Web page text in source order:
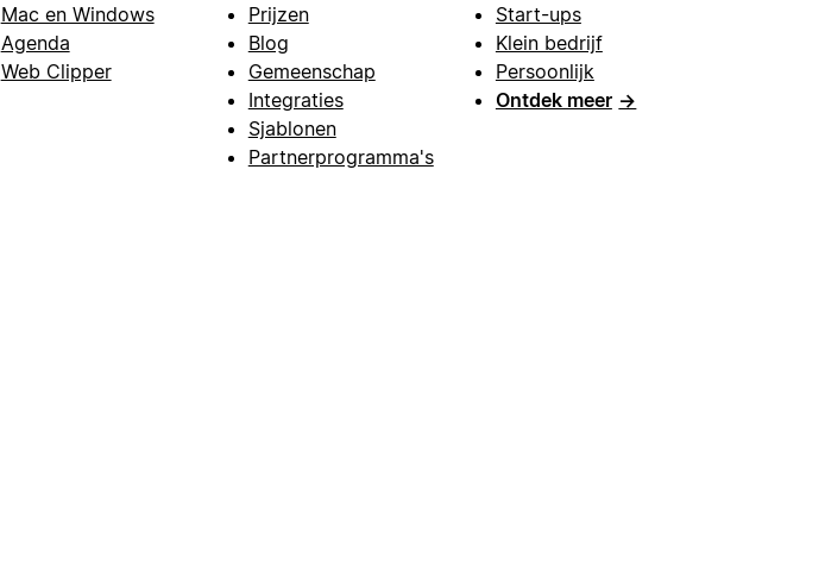
Mac en Windows
Agenda
Web Clipper
Prijzen
Blog
Gemeenschap
Integraties
Sjablonen
Partnerprogramma's
Start-ups
Klein bedrijf
Persoonlijk
Ontdek meer →